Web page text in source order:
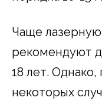
Чаще
рекомендуют
18 лет.
некоторых